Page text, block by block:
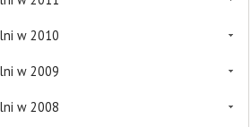
w 2010
w 2009
w 2008